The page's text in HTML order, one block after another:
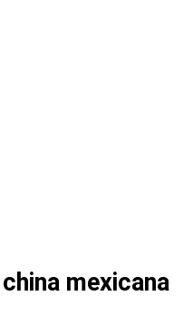
mexicana